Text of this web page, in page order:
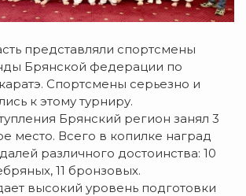
представляли спортсмены
Брянской федерации по
Спортсмены серьезно и
к этому турниру.
Брянский регион занял 3
место. Всего в копилке наград
различного достоинства: 10
11 бронзовых.
высокий уровень подготовки